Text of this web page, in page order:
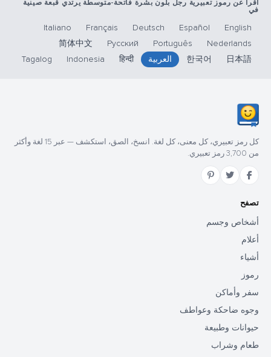
اقرأ عن رموز تعبيرية رجل بلون بشرة فاتحة-متوسطة يرتدي قبعة صينية
في
English
Español
Deutsch
Français
Italiano
Nederlands
Português
Русский
简体中文
日本語
한국어 العربية हिन्दी
Indonesia
Tagalog
كل رمز تعبيري، كل معنى، كل لغة. انسخ، الصق، استكشف — عبر 15 لغة وأكثر
من 3,700 رمز تعبيري.
تصفح
أشخاص وجسم
أعلام
أشياء
رموز
سفر وأماكن
وجوه ضاحكة وعواطف
حيوانات وطبيعة
طعام وشراب